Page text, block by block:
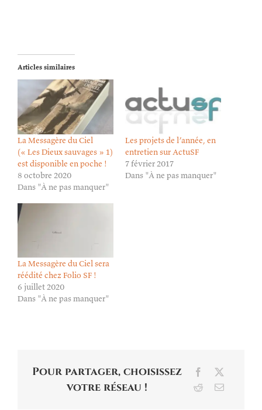
Articles similaires
La Messagère du Ciel
(« Les Dieux sauvages » 1)
est disponible en poche !
8 octobre 2020
Dans "À ne pas manquer"
Les projets de l’année, en
entretien sur ActuSF
7 février 2017
Dans "À ne pas manquer"
La Messagère du Ciel sera
réédité chez Folio SF !
6 juillet 2020
Dans "À ne pas manquer"
Pour partager, choisissez
votre réseau !
Facebook
RedditEmail